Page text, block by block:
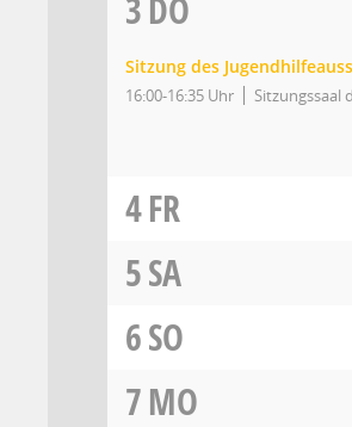
3 DO
Sitzung des
16:00-16:35 Uhr Sitzungssaal
4FR
5SA
6SO
7MO